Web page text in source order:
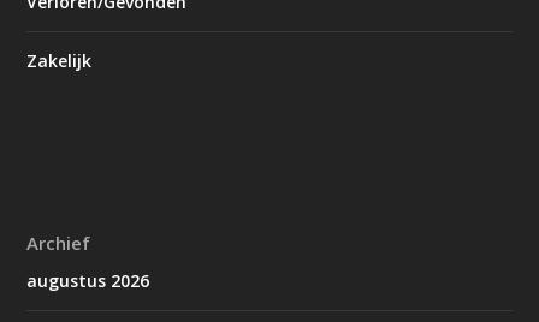
Zakelijk
Archief
augustus 2026